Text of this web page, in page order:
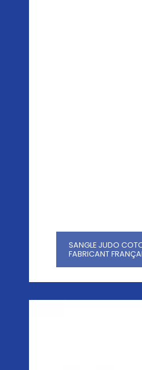
SANGLE JUDO
FABRICANT